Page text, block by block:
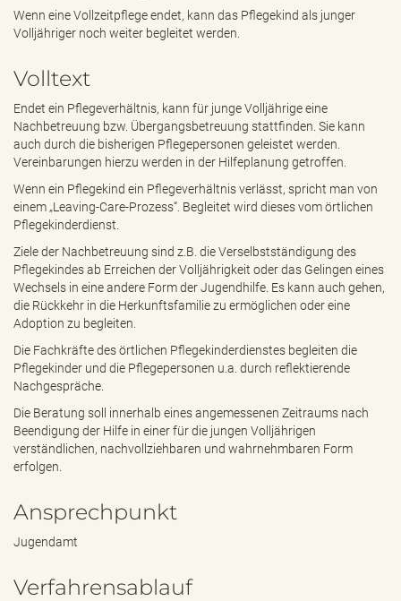
e
Wenn eine Vollzeitpflege endet, kann das Pflegekind als junger
Volljähriger noch weiter begleitet werden.
Volltext
Endet ein Pflegeverhältnis, kann für junge Volljährige eine
Nachbetreuung bzw. Übergangsbetreuung stattfinden. Sie kann
auch durch die bisherigen Pflegepersonen geleistet werden.
Vereinbarungen hierzu werden in der Hilfeplanung getroffen.
Wenn ein Pflegekind ein Pflegeverhältnis verlässt, spricht man von
einem „Leaving-Care-Prozess“. Begleitet wird dieses vom örtlichen
Pflegekinderdienst.
Ziele der Nachbetreuung sind z.B. die Verselbstständigung des
Pflegekindes ab Erreichen der Volljährigkeit oder das Gelingen eines
Wechsels in eine andere Form der Jugendhilfe. Es kann auch gehen,
die Rückkehr in die Herkunftsfamilie zu ermöglichen oder eine
Adoption zu begleiten.
Die Fachkräfte des örtlichen Pflegekinderdienstes begleiten die
Pflegekinder und die Pflegepersonen u.a. durch reflektierende
Nachgespräche.
Die Beratung soll innerhalb eines angemessenen Zeitraums nach
Beendigung der Hilfe in einer für die jungen Volljährigen
verständlichen, nachvollziehbaren und wahrnehmbaren Form
erfolgen.
Ansprechpunkt
Jugendamt
Verfahrensablauf